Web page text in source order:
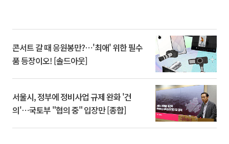
콘서트 갈 때 응원봉만?⋯'최애' 위한 필수
품 등장이오! [솔드아웃]
서울시, 정부에 정비사업 규제 완화 '건
의'⋯국토부 "협의 중" 입장만 [종합]